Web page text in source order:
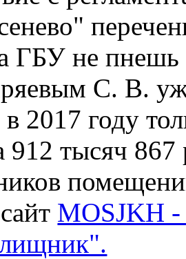
ГБУ не
С. В.
2017 году
912 тысяч 867
MOSJKH